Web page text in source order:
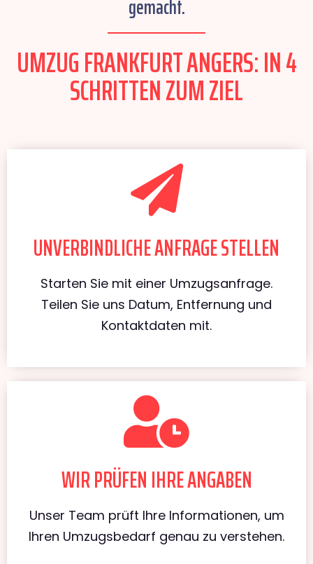
gemacht.
UMZUG FRANKFURT ANGERS: IN 4
SCHRITTEN ZUM ZIEL
UNVERBINDLICHE ANFRAGE STELLEN
Starten Sie mit einer Umzugsanfrage.
Teilen Sie uns Datum, Entfernung und
Kontaktdaten mit.
WIR PRÜFEN IHRE ANGABEN
Unser Team prüft Ihre Informationen, um
Ihren Umzugsbedarf genau zu verstehen.